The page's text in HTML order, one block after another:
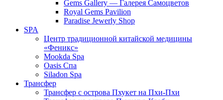
Gems Gallery — Галерея Самоцветов
Royal Gems Pavilion
Paradise Jewerly Shop
SPA
Центр традиционной китайской медицины
«Феникс»
Mookda Spa
Oasis Спа
Siladon Spa
Трансфер
Трансфер с острова Пхукет на Пхи-Пхи